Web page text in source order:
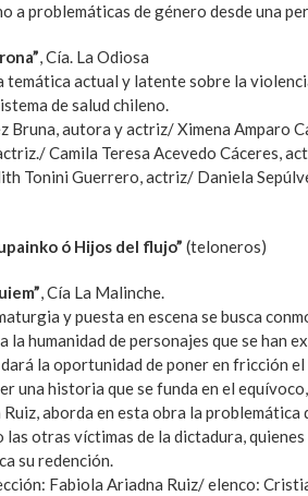
a problemáticas de género desde una
, Cía. La Odiosa
temática actual y latente sobre la
de salud chileno.
Bruna, autora y actriz/ Ximena Amparo
Camila Teresa Acevedo Cáceres,
Tonini Guerrero, actriz/ Daniela
ó Hijos del flujo” (teloneros)
, Cía La Malinche.
y puesta en escena se busca
la humanidad de personajes que se han
la oportunidad de poner en fricción
una historia que se funda en el
Ruiz, aborda en esta obra la
las otras víctimas de la dictadura,
su redención.
Fabiola Ariadna Ruiz/ elenco: